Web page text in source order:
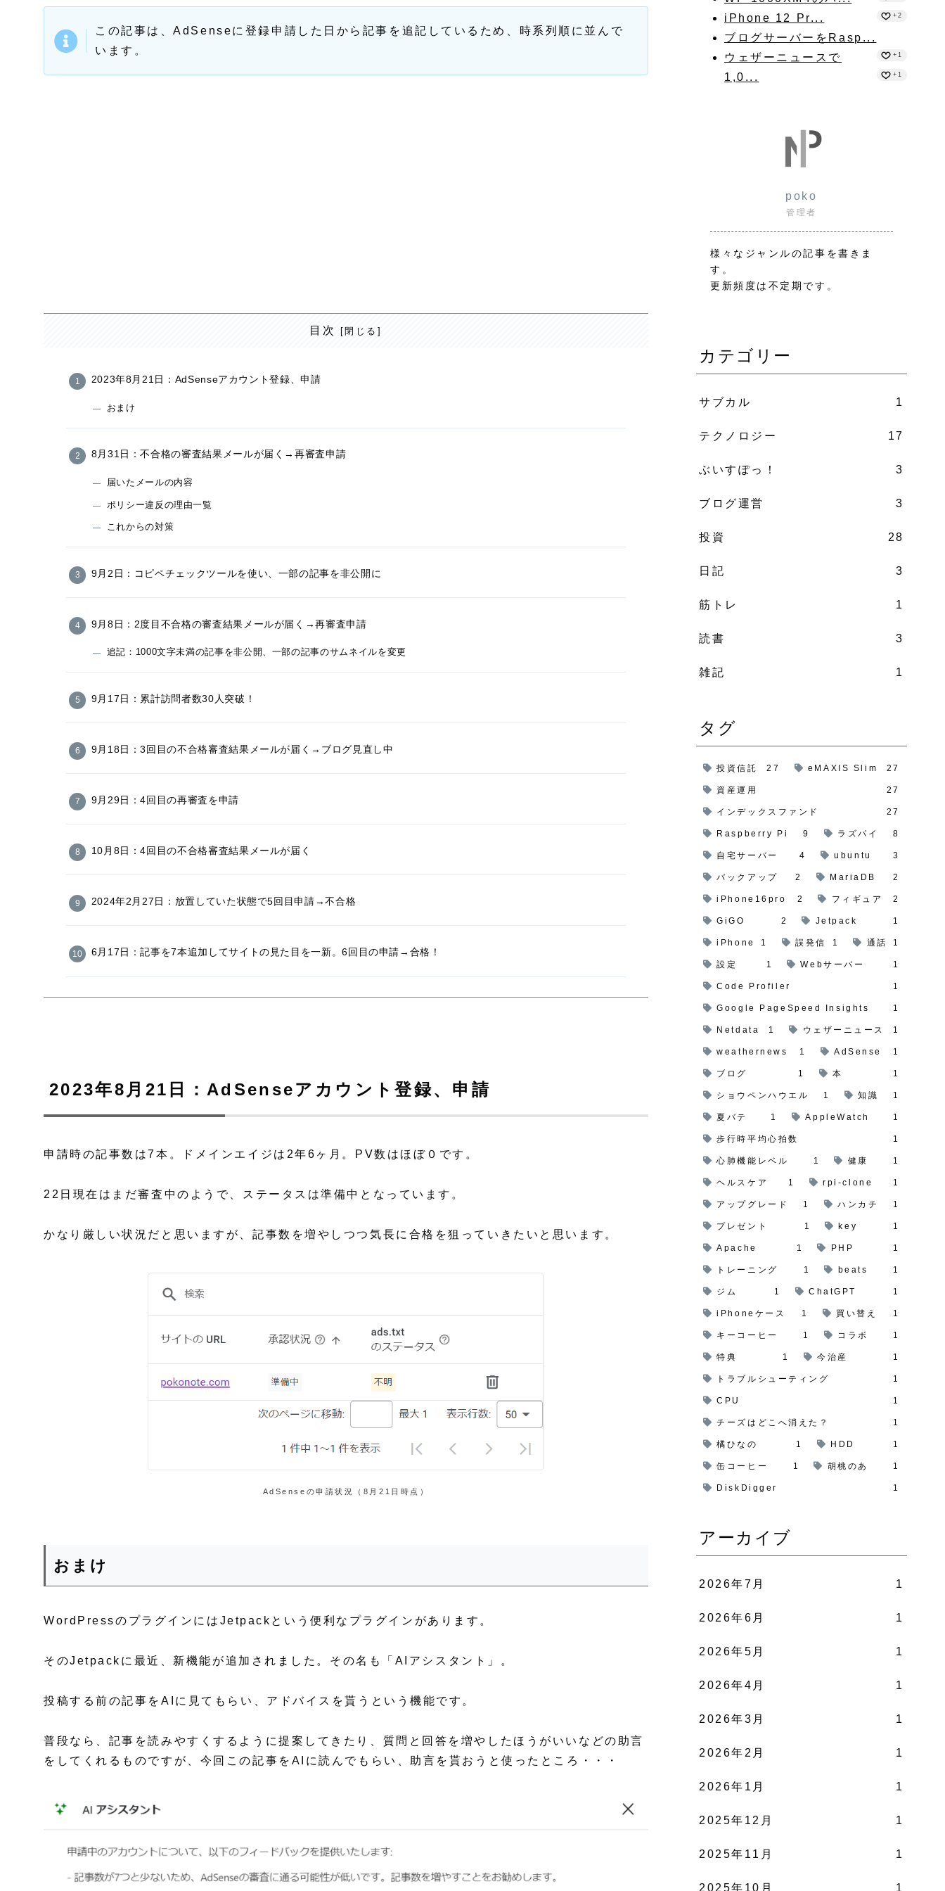
この記事は、AdSenseに登録申請した日から記事を追記しているため、時系列順に並んで
います。
目次
2023年8月21日：AdSenseアカウント登録、申請
おまけ
8月31日：不合格の審査結果メールが届く→再審査申請
届いたメールの内容
ポリシー違反の理由一覧
これからの対策
9月2日：コピペチェックツールを使い、一部の記事を非公開に
9月8日：2度目不合格の審査結果メールが届く→再審査申請
追記：1000文字未満の記事を非公開、一部の記事のサムネイルを変更
9月17日：累計訪問者数30人突破！
9月18日：3回目の不合格審査結果メールが届く→ブログ見直し中
9月29日：4回目の再審査を申請
10月8日：4回目の不合格審査結果メールが届く
2024年2月27日：放置していた状態で5回目申請→不合格
6月17日：記事を7本追加してサイトの見た目を一新。6回目の申請→合格！
2023年8月21日：AdSenseアカウント登録、申請
申請時の記事数は7本。ドメインエイジは2年6ヶ月。PV数はほぼ０です。
22日現在はまだ審査中のようで、ステータスは準備中となっています。
かなり厳しい状況だと思いますが、記事数を増やしつつ気長に合格を狙っていきたいと思います。
AdSenseの申請状況（8月21日時点）
おまけ
WordPressのプラグインにはJetpackという便利なプラグインがあります。
そのJetpackに最近、新機能が追加されました。その名も「AIアシスタント」。
投稿する前の記事をAIに見てもらい、アドバイスを貰うという機能です。
普段なら、記事を読みやすくするように提案してきたり、質問と回答を増やしたほうがいいなどの助言
をしてくれるものですが、今回この記事をAIに読んでもらい、助言を貰おうと使ったところ・・・
iPhone 12 Pr...
+2
ブログサーバーをRasp...
+1
ウェザーニュースで
1,0...
+1
poko
管理者
様々なジャンルの記事を書きま
す。
更新頻度は不定期です。
カテゴリー
サブカル 1
テクノロジー 17
ぶいすぽっ！ 3
ブログ運営 3
投資 28
日記 3
筋トレ 1
読書 3
雑記 1
タグ
投資信託 27 eMAXIS Slim 27
資産運用 27
インデックスファンド 27
Raspberry Pi 9 ラズパイ 8
自宅サーバー 4 ubuntu 3
バックアップ 2 MariaDB 2
iPhone16pro 2 フィギュア 2
GiGO 2 Jetpack 1
iPhone 1 誤発信 1 通話 1
設定 1 Webサーバー 1
Code Profiler 1
Google PageSpeed Insights 1
Netdata 1 ウェザーニュース 1
weathernews 1 AdSense 1
ブログ 1 本 1
ショウペンハウエル 1 知識 1
夏バテ 1 AppleWatch 1
歩行時平均心拍数 1
心肺機能レベル 1 健康 1
ヘルスケア 1 rpi-clone 1
アップグレード 1 ハンカチ 1
プレゼント 1 key 1
Apache 1 PHP 1
トレーニング 1 beats 1
ジム 1 ChatGPT 1
iPhoneケース 1 買い替え 1
キーコーヒー 1 コラボ 1
特典 1 今治産 1
トラブルシューティング 1
CPU 1
チーズはどこへ消えた？ 1
橘ひなの 1 HDD 1
缶コーヒー 1 胡桃のあ 1
DiskDigger 1
アーカイブ
2026年7月 1
2026年6月 1
2026年5月 1
2026年4月 1
2026年3月 1
2026年2月 1
2026年1月 1
2025年12月 1
2025年11月 1
2025年10月 1